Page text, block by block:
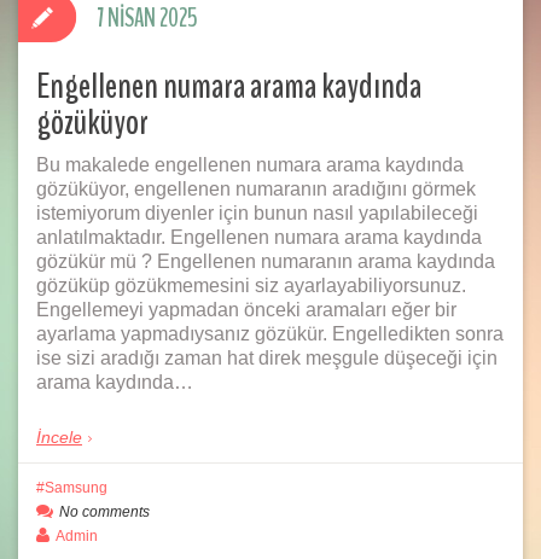
Engellenen numara arama kaydında
gözüküyor
Bu makalede engellenen numara arama kaydında
gözüküyor, engellenen numaranın aradığını görmek
istemiyorum diyenler için bunun nasıl yapılabileceği
anlatılmaktadır. Engellenen numara arama kaydında
gözükür mü ? Engellenen numaranın arama kaydında
gözüküp gözükmemesini siz ayarlayabiliyorsunuz.
Engellemeyi yapmadan önceki aramaları eğer bir
ayarlama yapmadıysanız gözükür. Engelledikten sonra
ise sizi aradığı zaman hat direk meşgule düşeceği için
arama kaydında…
İncele
7 NISAN 2025
Samsung
No comments
Admin